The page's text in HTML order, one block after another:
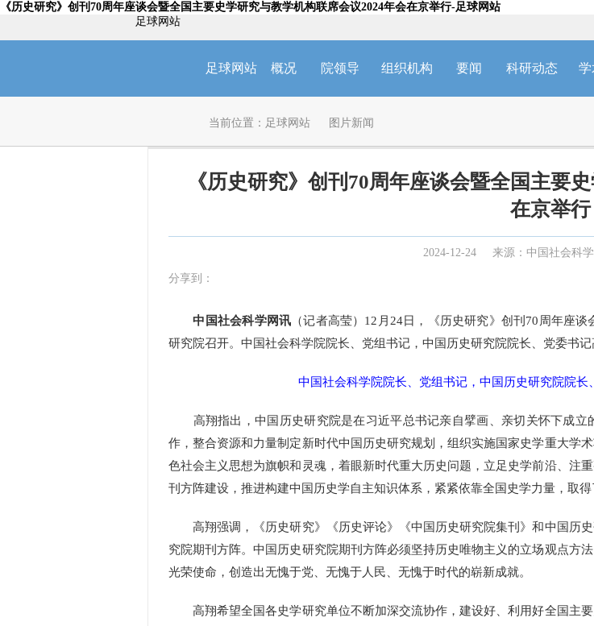
《历史研究》创刊70周年座谈会暨全国主要史学研究与教学机构联席会议2024年会在京举行-足球网站
足球网站
足球网站 概况 院领导 组织机构 要闻 科研动态 学
当前位置： 足球网站 图片新闻
《历史研究》创刊70周年座谈会暨全国主要
在京举行
2024-12-24 来源：中国社会科学
分享到：
中国社会科学网讯 （记者高莹）12月24日，《历史研究》创刊70周年座
研究院召开。中国社会科学院院长、党组书记，中国历史研究院院长、党委书记
中国社会科学院院长、党组书记，中国历史研究院院
高翔指出，中国历史研究院是在习近平总书记亲自擘画、亲切关怀下成立
作，整合资源和力量制定新时代中国历史研究规划，组织实施国家史学重大学
色社会主义思想为旗帜和灵魂，着眼新时代重大历史问题，立足史学前沿、注
刊方阵建设，推进构建中国历史学自主知识体系，紧紧依靠全国史学力量，取
高翔强调，《历史研究》《历史评论》《中国历史研究院集刊》和中国历
究院期刊方阵。中国历史研究院期刊方阵必须坚持历史唯物主义的立场观点方
光荣使命，创造出无愧于党、无愧于人民、无愧于时代的崭新成就。
高翔希望全国各史学研究单位不断加深交流协作，建设好、利用好全国主